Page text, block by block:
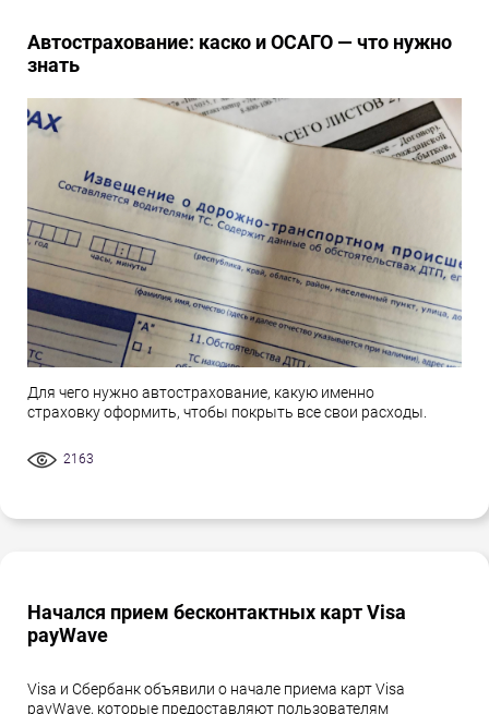
Автострахование: каско и ОСАГО — что нужно
знать
Для чего нужно автострахование, какую именно
страховку оформить, чтобы покрыть все свои расходы.
2163
Начался прием бесконтактных карт Visa
payWave
Visa и Сбербанк объявили о начале приема карт Visa
payWave, которые предоставляют пользователям